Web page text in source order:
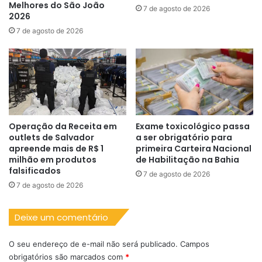
Melhores do São João
2026
7 de agosto de 2026
7 de agosto de 2026
Operação da Receita em
outlets de Salvador
apreende mais de R$ 1
milhão em produtos
falsificados
7 de agosto de 2026
Exame toxicológico passa
a ser obrigatório para
primeira Carteira Nacional
de Habilitação na Bahia
7 de agosto de 2026
Deixe um comentário
O seu endereço de e-mail não será publicado. Campos
obrigatórios são marcados com *